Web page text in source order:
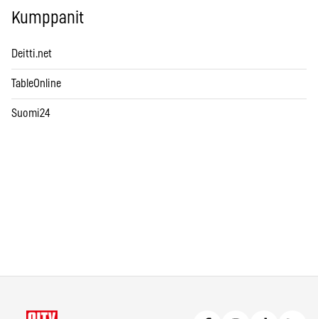
Kumppanit
Deitti.net
TableOnline
Suomi24